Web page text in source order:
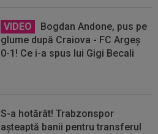
VIDEO
Bogdan Andone, pus pe
glume după Craiova - FC Argeș
0-1! Ce i-a spus lui Gigi Becali
S-a hotărât! Trabzonspor
așteaptă banii pentru transferul